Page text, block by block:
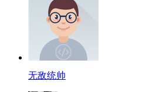
无敌统帅